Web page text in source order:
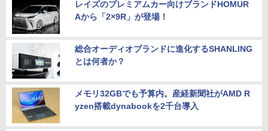
レイズのプレミアムカー向けブランドHOMUR
Aから「2×9R」が登場！
総合オーディオブランドに進化するSHANLING
とは何者か？
メモリ32GBでも予算内。産経新聞社がAMD R
yzen搭載dynabookを2千台導入